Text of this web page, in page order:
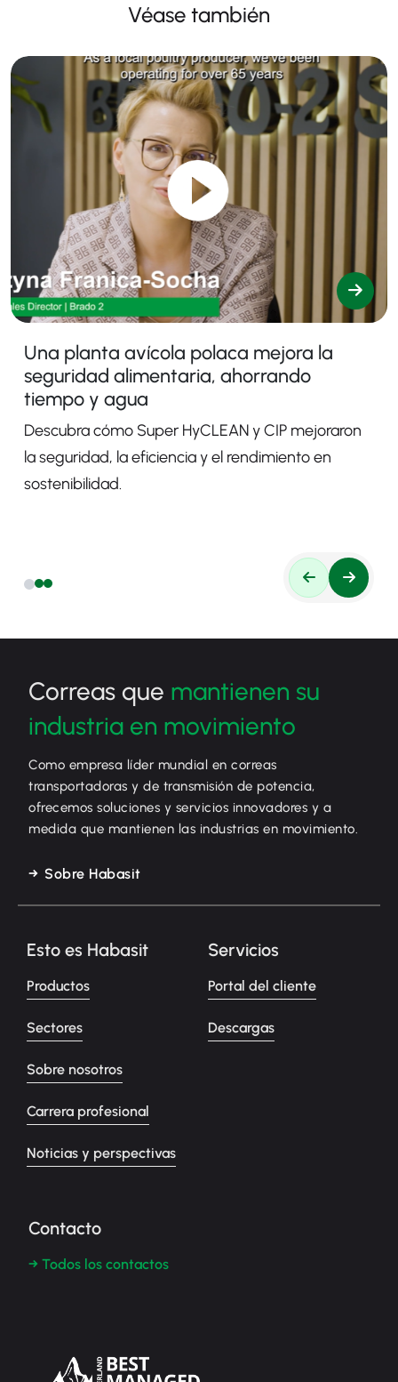
Véase también
Una planta avícola polaca mejora la
seguridad alimentaria, ahorrando
tiempo y agua
Descubra cómo Super HyCLEAN y CIP mejoraron
la seguridad, la eficiencia y el rendimiento en
sostenibilidad.
Correas que mantienen su
industria en movimiento
Como empresa líder mundial en correas
transportadoras y de transmisión de potencia,
ofrecemos soluciones y servicios innovadores y a
medida que mantienen las industrias en movimiento.
Sobre Habasit
Esto es Habasit
Productos
Sectores
Sobre nosotros
Carrera profesional
Noticias y perspectivas
Servicios
Portal del cliente
Descargas
Contacto
→ Todos los contactos